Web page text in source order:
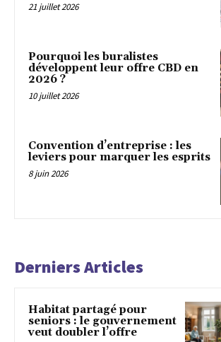
21 juillet 2026
Pourquoi les buralistes
développent leur offre CBD en
2026 ?
10 juillet 2026
Convention d’entreprise : les
leviers pour marquer les esprits
8 juin 2026
Derniers Articles
Habitat partagé pour
seniors : le gouvernement
veut doubler l’offre